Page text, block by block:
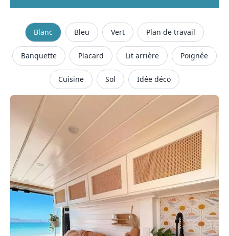
Blanc Bleu Vert Plan de travail
Banquette Placard Lit arrière Poignée
Cuisine Sol Idée déco